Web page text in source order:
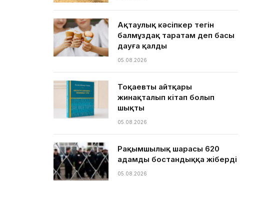
Ақтаулық кәсіпкер тегін
балмұздақ таратам деп басы
дауға қалды
05.08.2026
Тоқаевтың айтқары
жинақталып кітап болып
шықты
05.08.2026
Рақымшылық шарасы 620
адамды бостандыққа жіберді
05.08.2026